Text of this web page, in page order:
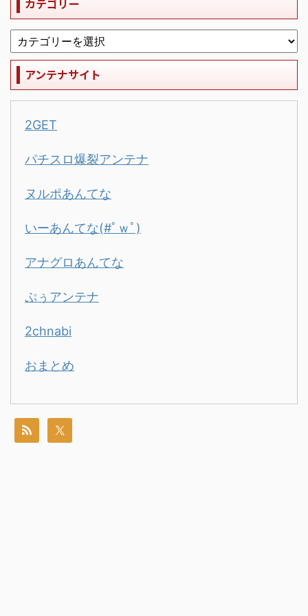
カテゴリー
アンテナサイト
2GET
パチスロ爆裂アンテナ
ヌルポあんてな
いーあんてな(#ﾟｗﾟ)
アナグロあんてな
ぷぅアンテナ
2chnabi
おまとめ